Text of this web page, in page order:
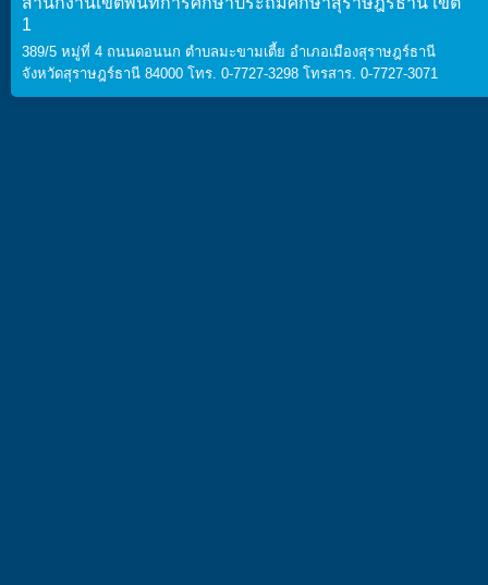
1
389/5 หมู่ที่ 4 ถนนดอนนก ตำบลมะขามเตี้ย อำเภอเมืองสุราษฎร์ธานี
จังหวัดสุราษฎร์ธานี 84000 โทร. 0-7727-3298 โทรสาร. 0-7727-3071